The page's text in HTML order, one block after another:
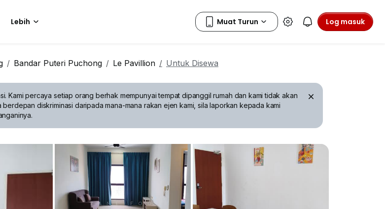
Lebih Log masuk
Bandar Puteri Puchong Le Pavillion Untuk Disewa
Kami percaya setiap orang berhak mempunyai tempat dipanggil rumah dan kami tidak akan
diskriminasi daripada mana-mana rakan ejen kami, sila laporkan kepada kami